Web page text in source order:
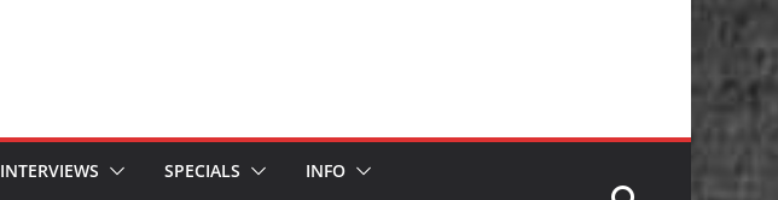
INTERVIEWS SPECIALS INFO